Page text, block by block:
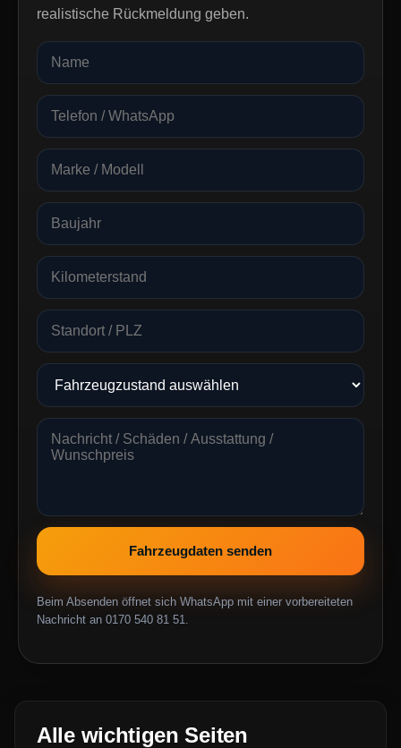
realistische Rückmeldung geben.
Fahrzeugdaten senden
Beim Absenden öffnet sich WhatsApp mit einer vorbereiteten
Nachricht an 0170 540 81 51.
Alle wichtigen Seiten